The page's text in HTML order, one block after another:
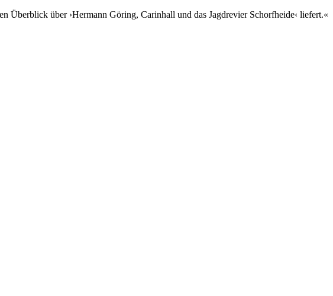
Überblick über ›Hermann Göring, Carinhall und das Jagdrevier Schorfheide‹ liefert.«